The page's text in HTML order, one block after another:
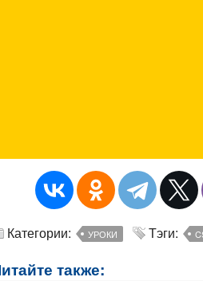
Категории: УРОКИ Тэги:
также: